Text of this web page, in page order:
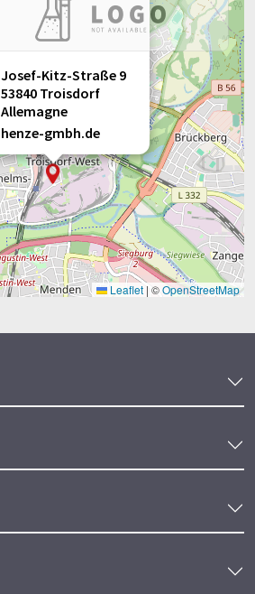
Josef-Kitz-Straße 9
53840 Troisdorf
Allemagne
henze-gmbh.de
Leaflet | ©OpenStreetMap